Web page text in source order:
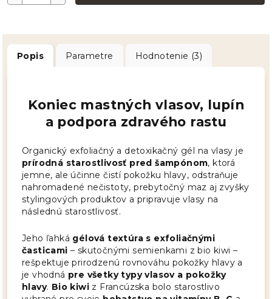
Popis Parametre Hodnotenie (3)
Koniec mastných vlasov, lupín
a podpora zdravého rastu
Organický exfoliačný a detoxikačný gél na vlasy je
prírodná starostlivosť pred šampónom, ktorá
jemne, ale účinne čistí pokožku hlavy, odstraňuje
nahromadené nečistoty, prebytočný maz aj zvyšky
stylingových produktov a pripravuje vlasy na
následnú starostlivosť.
Jeho ľahká gélová textúra s exfoliačnými
časticami – skutočnými semienkami z bio kiwi –
rešpektuje prirodzenú rovnováhu pokožky hlavy a
je vhodná pre všetky typy vlasov a pokožky
hlavy. Bio kiwi z Francúzska bolo starostlivo